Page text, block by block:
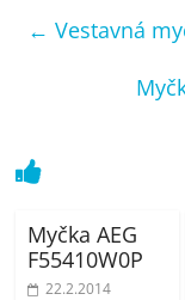
televize,
bazény
← Vestavná
Myčka AEG
F55410W0P
22.2.2014